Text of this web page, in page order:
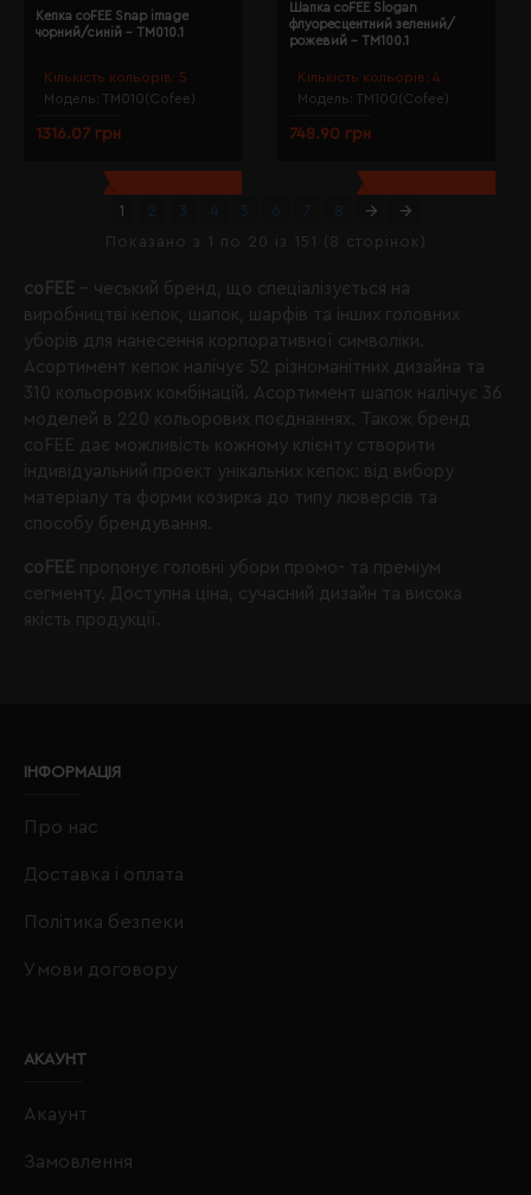
Кількість кольорів: 5
Модель: TM010(Cofee)
Кепка coFEE Snap image
чорний/синій - TM010.1
1316.07 грн
Кількість кольорів: 4
Модель: TM100(Cofee)
Шапка coFEE Slogan
флуоресцентний зелений/
рожевий - TM100.1
748.90 грн
1 2 3 4 5 6 7
8
Показано з 1 по 20 із 151 (8 сторінок)
coFEE – чеський бренд, що спеціалізується на
виробництві кепок, шапок, шарфів та інших головних
уборів для нанесення корпоративної символіки.
Асортимент кепок налічує 52 різноманітних дизайна та
310 кольорових комбінацій. Асортимент шапок налічує 36
моделей в 220 кольорових поєднаннях. Також бренд
coFEE дає можливість кожному клієнту створити
індивідуальний проект унікальних кепок: від вибору
матеріалу та форми козирка до типу люверсів та
способу брендування.
coFEE пропонує головні убори промо- та преміум
сегменту. Доступна ціна, сучасний дизайн та висока
якість продукції.
ІНФОРМАЦІЯ
Про нас
Доставка і оплата
Політика безпеки
Умови договору
АКАУНТ
Акаунт
Замовлення